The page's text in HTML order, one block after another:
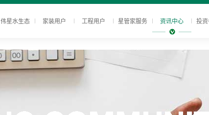
伟星水生态 家装用户 工程用户 星管家服务 资讯中心 投